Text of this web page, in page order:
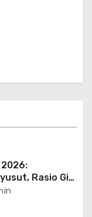
Rasio Gini